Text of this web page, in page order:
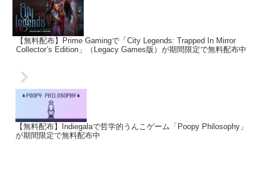
【無料配布】Prime Gamingで「City Legends: Trapped In Mirror
Collector’s Edition」（Legacy Games版）が期間限定で無料配布中
【無料配布】Indiegalaで哲学的うんこゲーム「Poopy Philosophy」
が期間限定で無料配布中